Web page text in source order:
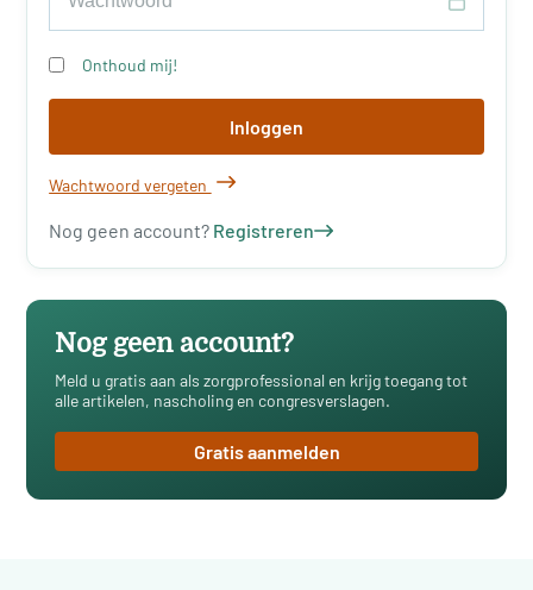
Onthoud mij!
Inloggen
Wachtwoord vergeten
Nog geen account? Registreren
Nog geen account?
Meld u gratis aan als zorgprofessional en krijg toegang tot
alle artikelen, nascholing en congresverslagen.
Gratis aanmelden